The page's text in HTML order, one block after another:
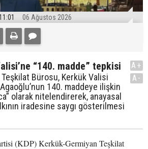
06 Ağustos 2026
“140. madde” tepkisi
Bürosu, Kerkük Valisi
140. maddeye ilişkin
olarak nitelendirerek, anayasal
iradesine saygı gösterilmesi
A+
A-
(KDP) Kerkük-Germiyan Teşkilat